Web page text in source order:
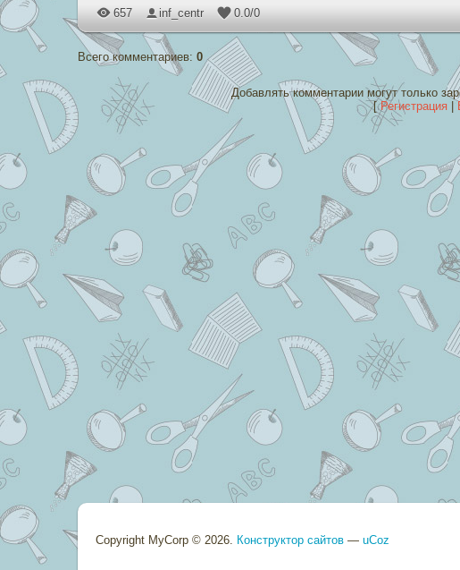
657 inf_centr 0.0/0
Всего комментариев: 0
Добавлять комментарии могут только
[Регистрация
Copyright MyCorp © 2026. Конструктор сайтов — uCoz